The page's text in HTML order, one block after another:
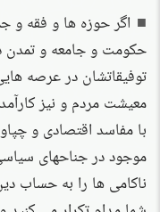
اگر حوزه ها و فقه و
حکومت و جامعه و تمدن
توفیقاتشان در عرصه
معیشت مردم و نیز
با مفاسد اقتصادی و
موجود در جناحهای
ناکامی ها را به حساب